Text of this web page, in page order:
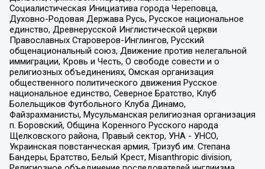
Социалистическая Инициатива города Череповца,
Духовно-Родовая Держава Русь, Русское национальное
единство, Древнерусской Инглистической церкви
Православных Староверов-Инглингов, Русский
общенациональный союз, Движение против нелегальной
иммиграции, Кровь и Честь, О свободе совести и о
религиозных объединениях, Омская организация
общественного политического движения Русское
национальное единство, Северное Братство, Клуб
Болельщиков Футбольного Клуба Динамо,
Файзрахманисты, Мусульманская религиозная организация
п. Боровский, Община Коренного Русского народа
Щелковского района, Правый сектор, УНА - УНСО,
Украинская повстанческая армия, Тризуб им. Степана
Бандеры, Братство, Белый Крест, Misanthropic division,